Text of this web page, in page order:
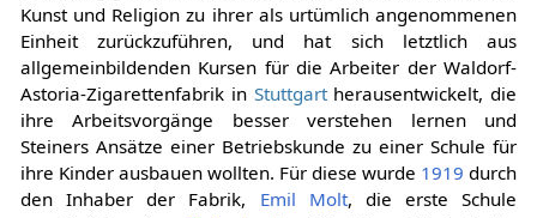
Kunst und Religion zu ihrer als urtümlich angenommenen
Einheit zurückzuführen, und hat sich letztlich aus
allgemeinbildenden Kursen für die Arbeiter der Waldorf-
Astoria-Zigarettenfabrik in Stuttgartherausentwickelt, die
ihre Arbeitsvorgänge besser verstehen lernen und
Steiners Ansätze einer Betriebskunde zu einer Schule für
ihre Kinder ausbauen wollten. Für diese wurde 1919 durch
den Inhaber der Fabrik, Emil Molt, die erste Schule